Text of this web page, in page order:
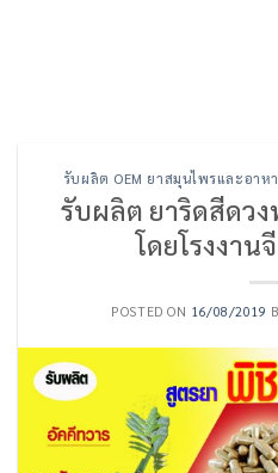
รับผลิต OEM ยาสมุนไพรและอาห
รับผลิต ยาริดสีดว
โดยโรงงาน
POSTED ON 16/08/2019